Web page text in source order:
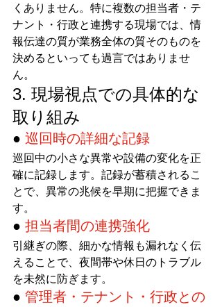
くありません。特に複数の担当者・テ
ナント・行政と連携する現場では、情
報伝達の質が業務全体の質そのものを
決めるといっても過言ではありませ
ん。
3. 現場視点での具体的な
取り組み
● 巡回時の詳細な記録
巡回中の小さな異常や設備の変化を正
確に記録します。記録が蓄積されるこ
とで、異常の兆候を早期に把握できま
す。
● 担当者間の連携強化
引継ぎの際、細かな情報も漏れなく伝
えることで、夜間帯や休日のトラブル
を未然に防ぎます。
● 管理者・テナント・行政との